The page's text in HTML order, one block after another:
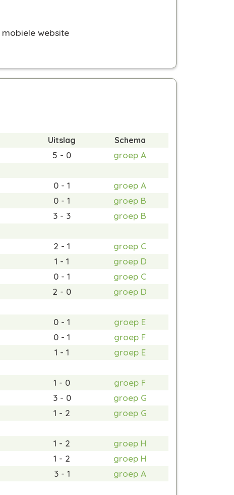
website
Uitslag Schema
5 - 0 groep A
0 - 1
groep A
0 - 1
groep B
3 - 3 groep B
2 - 1
groep C
1 - 1
groep D
0 - 1
groep C
2 - 0 groep D
0 - 1
groep E
0 - 1
groep F
1 - 1 groep E
1 - 0
groep F
3 - 0
groep G
1 - 2 groep G
1 - 2
groep H
1 - 2
groep H
3 - 1 groep A